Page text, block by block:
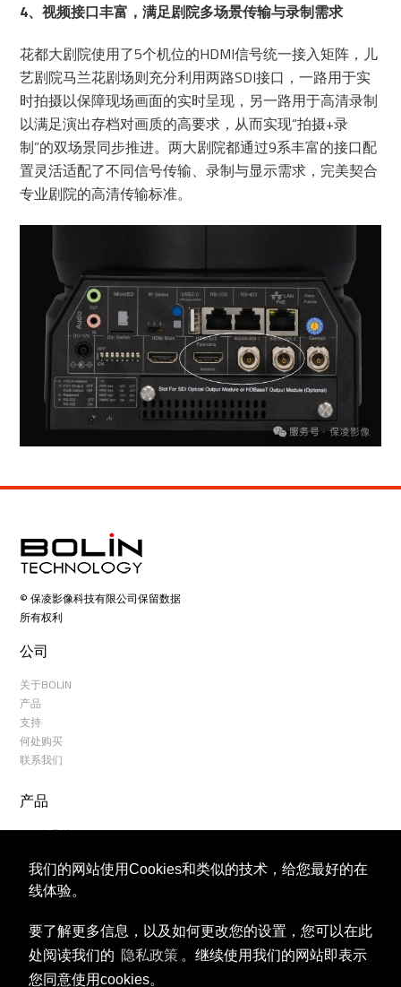
我们的网站使用Cookies和类似的技术，给您最好的在
线体验。
要了解更多信息，以及如何更改您的设置，您可以在此
处阅读我们的 隐私政策 。继续使用我们的网站即表示
您同意使用cookies。
4、视频接口丰富，满足剧院多场景传输与录制需求
花都大剧院使用了5个机位的HDMI信号统一接入矩阵，儿
艺剧院马兰花剧场则充分利用两路SDI接口，一路用于实
时拍摄以保障现场画面的实时呈现，另一路用于高清录制
以满足演出存档对画质的高要求，从而实现“拍摄+录
制”的双场景同步推进。两大剧院都通过9系丰富的接口配
置灵活适配了不同信号传输、录制与显示需求，完美契合
专业剧院的高清传输标准。
© 保凌影像科技有限公司保留数据
所有权利
公司
关于BOLIN
产品
支持
何处购买
联系我们
产品
NDI 产品线
2系列USB云台摄像机
3系列USB云台摄像机
4K摄像机产品线
7系列云台摄像机
8系列云台摄像机